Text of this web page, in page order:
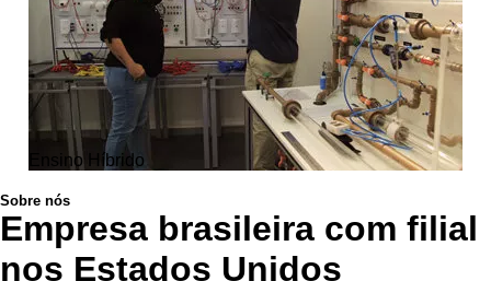
Ensino Híbrido
Sobre nós
Empresa brasileira com filial
nos Estados Unidos